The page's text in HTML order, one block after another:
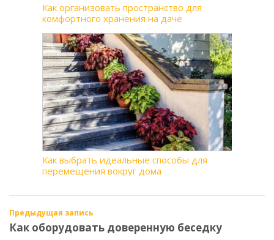
Как организовать пространство для
комфортного хранения на даче
Как выбрать идеальные способы для
перемещения вокруг дома
Предыдущая запись
Как оборудовать доверенную беседку